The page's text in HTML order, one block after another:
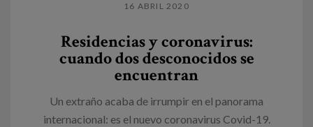
16 ABRIL 2020
Residencias y coronavirus:
cuando dos desconocidos se
encuentran
Un extraño acaba de irrumpir en el panorama
internacional: es el nuevo coronavirus Covid-19.